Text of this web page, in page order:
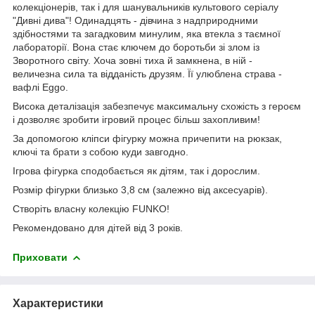
колекціонерів, так і для шанувальників культового серіалу
"Дивні дива"! Одинадцять - дівчина з надприродними
здібностями та загадковим минулим, яка втекла з таємної
лабораторії. Вона стає ключем до боротьби зі злом із
Зворотного світу. Хоча зовні тиха й замкнена, в ній -
величезна сила та відданість друзям. Її улюблена страва -
вафлі Eggo.
Висока деталізація забезпечує максимальну схожість з героєм
і дозволяє зробити ігровий процес більш захопливим!
За допомогою кліпси фігурку можна причепити на рюкзак,
ключі та брати з собою куди завгодно.
Ігрова фігурка сподобається як дітям, так і дорослим.
Розмір фігурки близько 3,8 см (залежно від аксесуарів).
Створіть власну колекцію FUNKO!
Рекомендовано для дітей від 3 років.
Приховати
Характеристики